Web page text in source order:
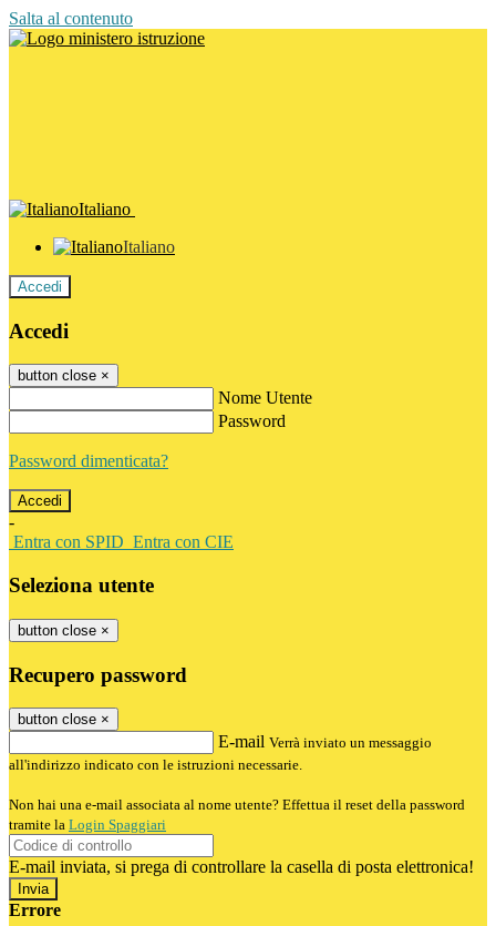
Salta al contenuto
Italiano
Italiano
Accedi
Accedi
button close ×
Nome Utente
Password
Password dimenticata?
-
Entra con SPID Entra con CIE
Seleziona utente
button close ×
Recupero password
button close ×
E-mail Verrà inviato un messaggio
all'indirizzo indicato con le istruzioni necessarie.
Non hai una e-mail associata al nome utente? Effettua il reset della password
tramite la Login Spaggiari
E-mail inviata, si prega di controllare la casella di posta elettronica!
Errore